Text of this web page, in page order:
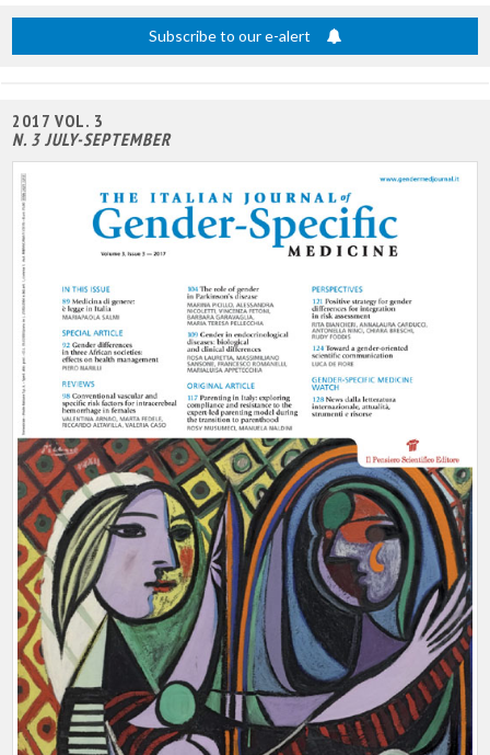
Subscribe to our e-alert
2017 VOL. 3
N. 3 JULY-SEPTEMBER